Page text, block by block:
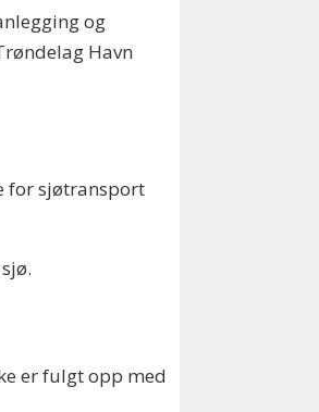
og
Havn
for sjøtransport
er fulgt opp med